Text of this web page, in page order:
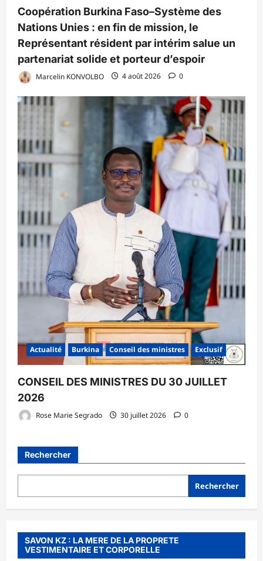
Coopération Burkina Faso–Système des
Nations Unies : en fin de mission, le
Représentant résident par intérim salue un
partenariat solide et porteur d’espoir
Marcelin KONVOLBO 4 août 2026 0
Actualité Burkina Conseil des ministres Exclusif
CONSEIL DES MINISTRES DU 30 JUILLET
2026
Rose Marie Segrado 30 juillet 2026 0
Rechercher
Rechercher
SAVON KZ : LA MERE DE LA PROPRETE
VESTIMENTAIRE ET CORPORELLE